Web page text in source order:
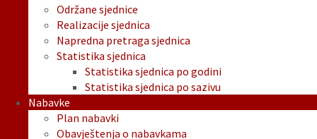
Održane sjednice
Realizacije sjednica
Napredna pretraga sjednica
Statistika sjednica
Statistika sjednica po godini
Statistika sjednica po sazivu
Nabavke
Plan nabavki
Obavještenja o nabavkama